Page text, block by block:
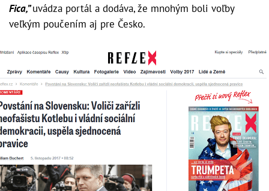
Fica,”uvádza portál a dodáva, že mnohým boli voľby
veľkým poučením aj pre Česko.